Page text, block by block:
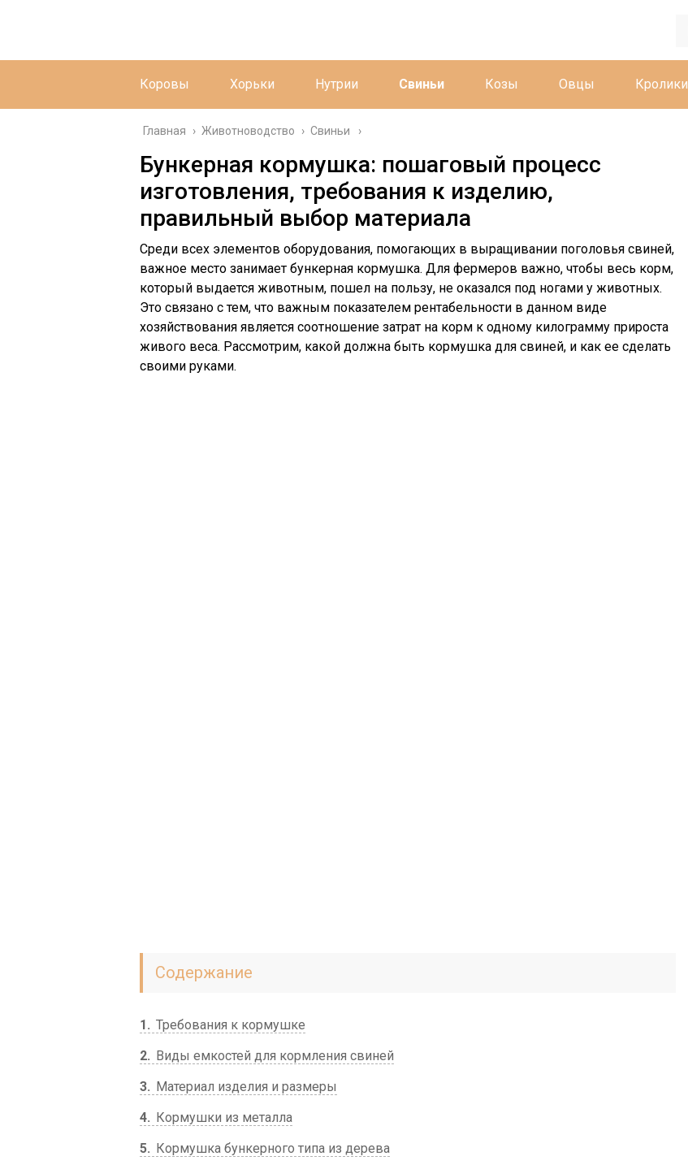
Коровы Хорьки Нутрии Свиньи Козы Овцы Кролики
Главная › Животноводство › Свиньи
Бункерная кормушка: пошаговый процесс
изготовления, требования к изделию,
правильный выбор материала
Среди всех элементов оборудования, помогающих в выращивании поголовья свиней,
важное место занимает бункерная кормушка. Для фермеров важно, чтобы весь корм,
который выдается животным, пошел на пользу, не оказался под ногами у животных.
Это связано с тем, что важным показателем рентабельности в данном виде
хозяйствования является соотношение затрат на корм к одному килограмму прироста
живого веса. Рассмотрим, какой должна быть кормушка для свиней, и как ее сделать
своими руками.
Содержание
1
Требования к кормушке
2
Виды емкостей для кормления свиней
3
Материал изделия и размеры
4
Кормушки из металла
5
Кормушка бункерного типа из дерева